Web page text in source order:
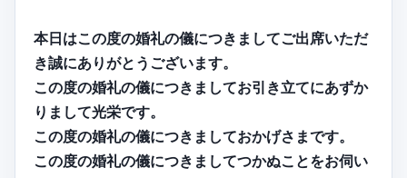
本日はこの度の婚礼の儀につきましてご出席いただ
き誠にありがとうございます。
この度の婚礼の儀につきましてお引き立てにあずか
りまして光栄です。
この度の婚礼の儀につきましておかげさまです。
この度の婚礼の儀につきましてつかぬことをお伺い